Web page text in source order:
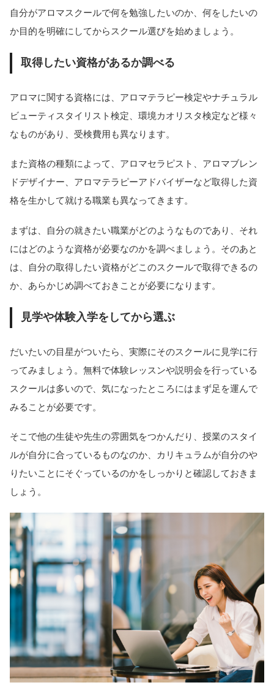
自分がアロマスクールで何を勉強したいのか、何をしたいの
か目的を明確にしてからスクール選びを始めましょう。
取得したい資格があるか調べる
アロマに関する資格には、アロマテラピー検定やナチュラル
ビューティスタイリスト検定、環境カオリスタ検定など様々
なものがあり、受検費用も異なります。
また資格の種類によって、アロマセラピスト、アロマブレン
ドデザイナー、アロマテラピーアドバイザーなど取得した資
格を生かして就ける職業も異なってきます。
まずは、自分の就きたい職業がどのようなものであり、それ
にはどのような資格が必要なのかを調べましょう。そのあと
は、自分の取得したい資格がどこのスクールで取得できるの
か、あらかじめ調べておきことが必要になります。
見学や体験入学をしてから選ぶ
だいたいの目星がついたら、実際にそのスクールに見学に行
ってみましょう。無料で体験レッスンや説明会を行っている
スクールは多いので、気になったところにはまず足を運んで
みることが必要です。
そこで他の生徒や先生の雰囲気をつかんだり、授業のスタイ
ルが自分に合っているものなのか、カリキュラムが自分のや
りたいことにそぐっているのかをしっかりと確認しておきま
しょう。